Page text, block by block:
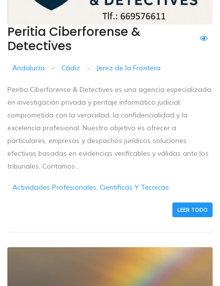
Peritia Ciberforense &
Detectives
Andalucía - Cádiz - Jerez de la Frontera
Peritia Ciberforense & Detectives es una agencia especializada
en investigación privada y peritaje informático judicial,
comprometida con la veracidad, la confidencialidad y la
excelencia profesional. Nuestro objetivo es ofrecer a
particulares, empresas y despachos jurídicos soluciones
efectivas basadas en evidencias verificables y válidas ante los
tribunales. Contamos...
Actividades Profesionales, Cientificas Y Tecnicas
LEER TODO